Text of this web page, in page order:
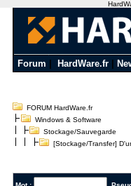
Forum HardWare.fr
FORUM HardWare.fr
Windows & Software
Stockage/Sauvegarde
[Stockage/Transfer]